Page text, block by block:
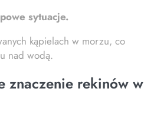
sytuacje.
kąpielach w morzu, co
nad wodą.
znaczenie rekinów w